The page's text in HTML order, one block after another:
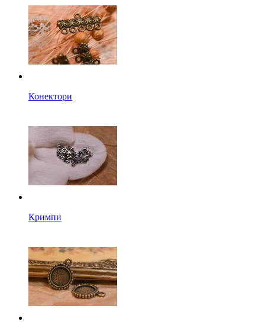
Конектори
Кримпи